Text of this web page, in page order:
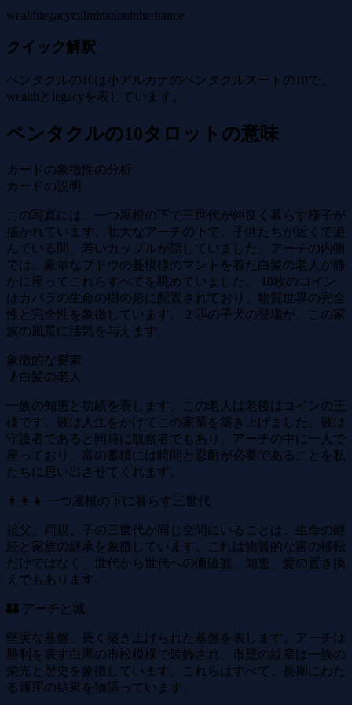
wealthlegacyculminationinheritance
クイック解釈
ペンタクルの10は小アルカナのペンタクルスートの10で、
wealthとlegacyを表しています。
ペンタクルの10タロットの意味
カードの象徴性の分析
カードの説明
この写真には、一つ屋根の下で三世代が仲良く暮らす様子が
描かれています。壮大なアーチの下で、子供たちが近くで遊
んでいる間、若いカップルが話していました。アーチの内側
では、豪華なブドウの蔓模様のマントを着た白髪の老人が静
かに座ってこれらすべてを眺めていました。 10枚のコイン
はカバラの生命の樹の形に配置されており、物質世界の完全
性と完全性を象徴しています。 2 匹の子犬の登場が、この家
族の風景に活気を与えます。
象徴的な要素
👴白髪の老人
一族の知恵と功績を表します。この老人は老後はコインの王
様です。彼は人生をかけてこの家業を築き上げました。彼は
守護者であると同時に観察者でもあり、アーチの中に一人で
座っており、富の蓄積には時間と忍耐が必要であることを私
たちに思い出させてくれます。
👨‍👩‍👧 一つ屋根の下に暮らす三世代
祖父、両親、子の三世代が同じ空間にいることは、生命の継
続と家族の継承を象徴しています。これは物質的な富の移転
だけではなく、世代から世代への価値観、知恵、愛の置き換
えでもあります。
🏰 アーチと城
堅実な基盤、長く築き上げられた基盤を表します。アーチは
勝利を表す白黒の市松模様で装飾され、市壁の紋章は一族の
栄光と歴史を象徴しています。これらはすべて、長期にわた
る運用の結果を物語っています。